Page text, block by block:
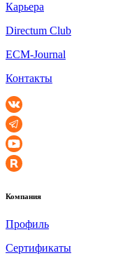
Карьера
Directum Club
ECM-Journal
Контакты
Компания
Профиль
Сертификаты